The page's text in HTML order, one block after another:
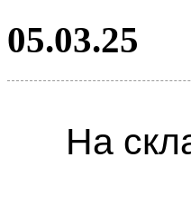
05.03.25
На